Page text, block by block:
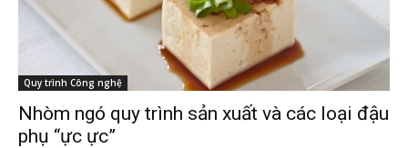
Quy trình Công nghệ
Nhòm ngó quy trình sản xuất và các loại đậu
phụ “ực ực”